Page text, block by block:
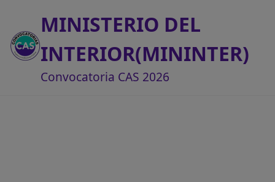
MINISTERIO DEL
INTERIOR(MININTER)
Convocatoria CAS 2026